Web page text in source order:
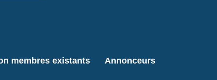
membres existants Annonceurs